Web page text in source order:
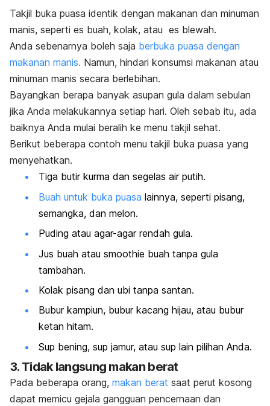
Takjil buka puasa identik dengan makanan dan minuman
manis, seperti es buah, kolak, atau es blewah.
Anda sebenarnya boleh saja berbuka puasa dengan
makanan manis. Namun, hindari konsumsi makanan atau
minuman manis secara berlebihan.
Bayangkan berapa banyak asupan gula dalam sebulan
jika Anda melakukannya setiap hari. Oleh sebab itu, ada
baiknya Anda mulai beralih ke menu takjil sehat.
Berikut beberapa contoh menu takjil buka puasa yang
menyehatkan.
Tiga butir kurma dan segelas air putih.
Buah untuk buka puasa lainnya, seperti pisang,
semangka, dan melon.
Puding atau agar-agar rendah gula.
Jus buah atau smoothie buah tanpa gula
tambahan.
Kolak pisang dan ubi tanpa santan.
Bubur kampiun, bubur kacang hijau, atau bubur
ketan hitam.
Sup bening, sup jamur, atau sup lain pilihan Anda.
3. Tidak langsung makan berat
Pada beberapa orang, makan berat saat perut kosong
dapat memicu gejala gangguan pencernaan dan